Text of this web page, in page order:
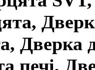
Дверка
печі,